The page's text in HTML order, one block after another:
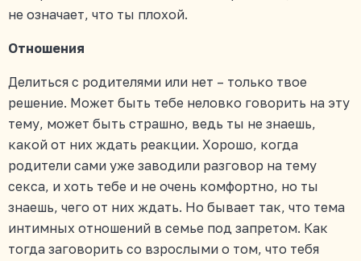
не означает, что ты плохой.
Отношения
Делиться с родителями или нет – только твое
решение. Может быть тебе неловко говорить на эту
тему, может быть страшно, ведь ты не знаешь,
какой от них ждать реакции. Хорошо, когда
родители сами уже заводили разговор на тему
секса, и хоть тебе и не очень комфортно, но ты
знаешь, чего от них ждать. Но бывает так, что тема
интимных отношений в семье под запретом. Как
тогда заговорить со взрослыми о том, что тебя